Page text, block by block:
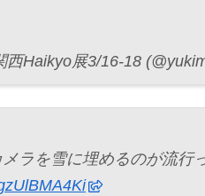
Haikyo展3/16-18
ラを雪に埋めるのが流行